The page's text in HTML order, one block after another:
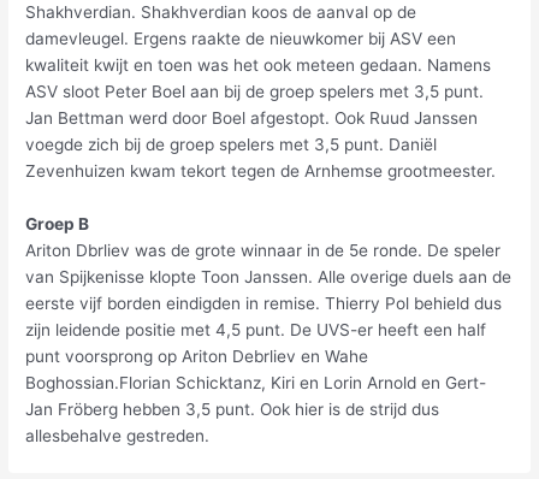
Shakhverdian. Shakhverdian koos de aanval op de
damevleugel. Ergens raakte de nieuwkomer bij ASV een
kwaliteit kwijt en toen was het ook meteen gedaan. Namens
ASV sloot Peter Boel aan bij de groep spelers met 3,5 punt.
Jan Bettman werd door Boel afgestopt. Ook Ruud Janssen
voegde zich bij de groep spelers met 3,5 punt. Daniël
Zevenhuizen kwam tekort tegen de Arnhemse grootmeester.
Groep B
Ariton Dbrliev was de grote winnaar in de 5e ronde. De speler
van Spijkenisse klopte Toon Janssen. Alle overige duels aan de
eerste vijf borden eindigden in remise. Thierry Pol behield dus
zijn leidende positie met 4,5 punt. De UVS-er heeft een half
punt voorsprong op Ariton Debrliev en Wahe
Boghossian.Florian Schicktanz, Kiri en Lorin Arnold en Gert-
Jan Fröberg hebben 3,5 punt. Ook hier is de strijd dus
allesbehalve gestreden.